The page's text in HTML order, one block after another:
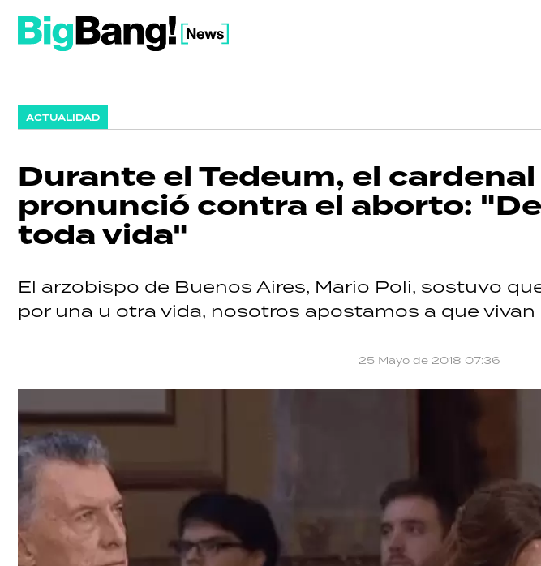
ACTUALIDAD
Durante el Tedeum, el
pronunció contra el aborto:
toda vida"
El arzobispo de Buenos Aires, Mario Poli, sostuvo
por una u otra vida, nosotros apostamos a que vivan
25 Mayo de 2018 07:36